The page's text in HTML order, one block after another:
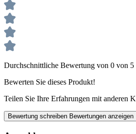
Durchschnittliche Bewertung von 0 von 5
Bewerten Sie dieses Produkt!
Teilen Sie Ihre Erfahrungen mit anderen
Bewertung schreiben Bewertungen anzeigen